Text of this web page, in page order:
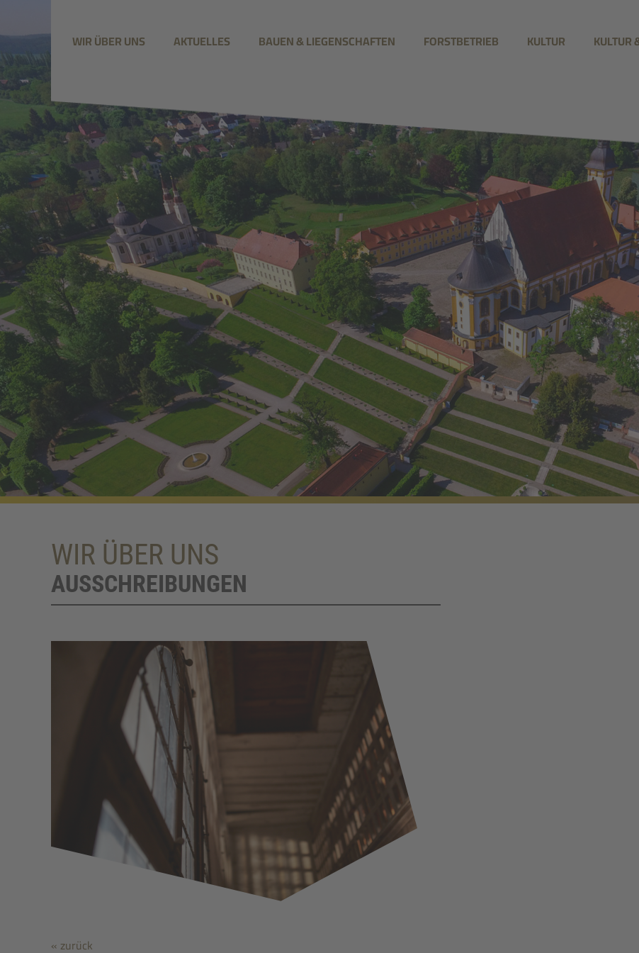
WIR ÜBER UNS AKTUELLES BAUEN & LIEGENSCHAFTEN FORSTBETRIEB KULTUR KULTUR
WIR ÜBER UNS
AUSSCHREIBUNGEN
« zurück